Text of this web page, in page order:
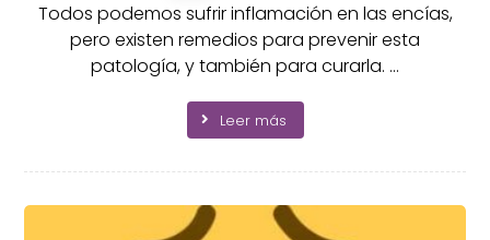
Todos podemos sufrir inflamación en las encías,
pero existen remedios para prevenir esta
patología, y también para curarla. ...
Leer más